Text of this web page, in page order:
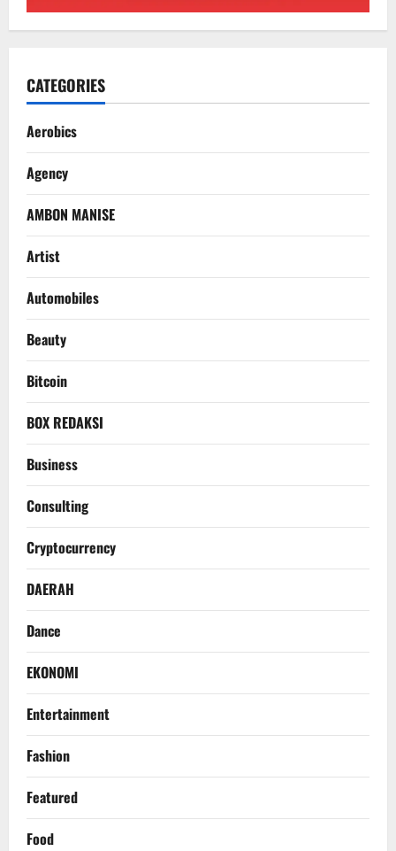
CATEGORIES
Aerobics
Agency
AMBON MANISE
Artist
Automobiles
Beauty
Bitcoin
BOX REDAKSI
Business
Consulting
Cryptocurrency
DAERAH
Dance
EKONOMI
Entertainment
Fashion
Featured
Food